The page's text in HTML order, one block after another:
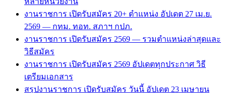
งานราชการ เปิดรับสมัคร 20+ ตำแหน่ง อัปเดต 27 เม.ย.
2569 — กทม. ทอท. สภาฯ กปภ.
งานราชการ เปิดรับสมัคร 2569 — รวมตำแหน่งล่าสุดและ
วิธีสมัคร
งานราชการ เปิดรับสมัคร 2569 อัปเดตทุกประกาศ วิธี
เตรียมเอกสาร
สรุปงานราชการ เปิดรับสมัคร วันนี้ อัปเดต 23 เมษายน